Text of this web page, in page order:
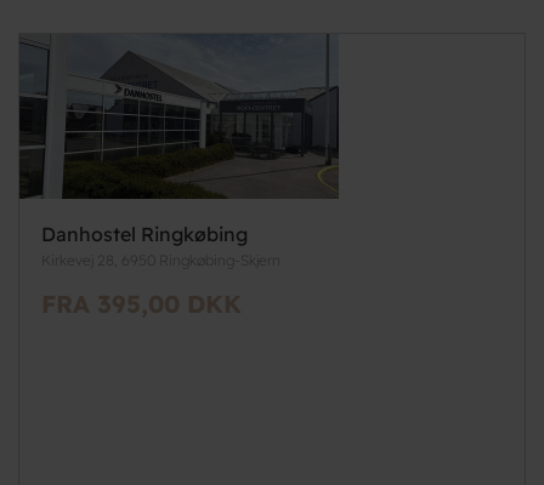
Danhostel Ringkøbing
Kirkevej 28, 6950 Ringkøbing-Skjern
FRA 395,00 DKK